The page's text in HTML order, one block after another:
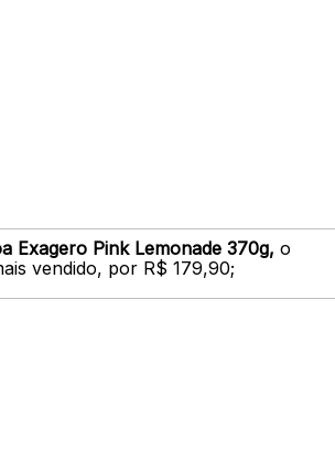
Exagero Pink Lemonade 370g, o
vendido, por R$ 179,90;